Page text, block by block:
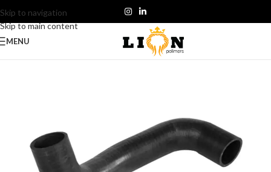
Skip to navigation
Skip to main content
MENU